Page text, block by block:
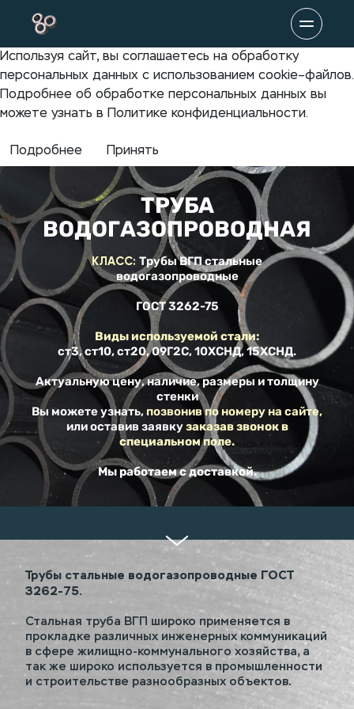
Используя сайт, вы соглашаетесь на обработку
персональных данных с использованием cookie–файлов.
Подробнее об обработке персональных данных вы
можете узнать в Политике конфиденциальности.
Подробнее Принять
ТРУБА
ВОДОГАЗОПРОВОДНАЯ
КЛАСС: Трубы ВГП стальные
водогазопроводные
ГОСТ 3262-75
Виды используемой стали:
ст3, ст10, ст20, 09Г2С, 10ХСНД, 15ХСНД.
Актуальную цену, наличие, размеры и толщину
стенки
Вы можете узнать, позвонив по номеру на сайте,
или оставив заявкузаказав звонок в
специальном поле.
Мы работаем с доставкой.
Трубы стальные водогазопроводные ГОСТ
3262-75.
Стальная труба ВГП широко применяется в
прокладке различных инженерных коммуникаций
в сфере жилищно-коммунального хозяйства, а
так же широко используется в промышленности
и строительстве разнообразных объектов.